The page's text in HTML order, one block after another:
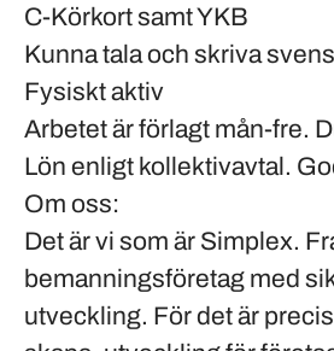
C-Körkort samt YKB
Kunna tala och skriva
Fysiskt aktiv
Arbetet är förlagt mån-fre.
Lön enligt kollektivavtal.
Om oss:
Det är vi som är Simplex.
bemanningsföretag med
utveckling. För det är precis